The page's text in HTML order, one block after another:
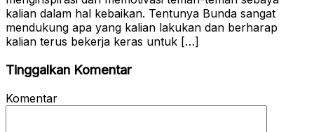
kalian dalam hal kebaikan. Tentunya Bunda sangat
mendukung apa yang kalian lakukan dan berharap
kalian terus bekerja keras untuk […]
Tinggalkan Komentar
Komentar